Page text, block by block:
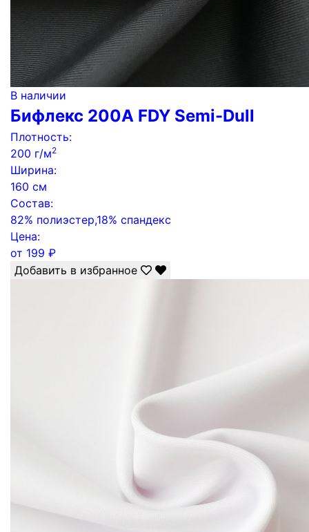
В наличии
Бифлекс 200А FDY Semi-Dull
Плотность:
200 г/м2
Ширина:
160 см
Состав:
82% полиэстер,18% спандекс
Цена:
от 199 ₽
Добавить в избранное